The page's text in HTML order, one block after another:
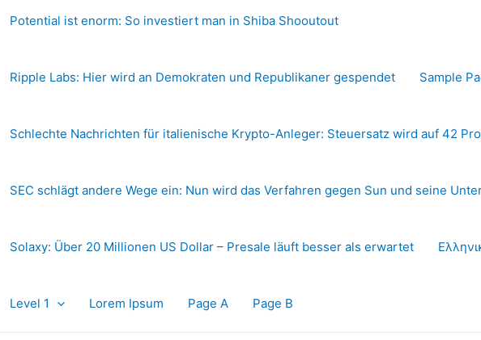
Potential ist enorm: So investiert man in Shiba Shooutout
Ripple Labs: Hier wird an Demokraten und Republikaner gespendet Sample
Schlechte Nachrichten für italienische Krypto-Anleger: Steuersatz wird auf 42
SEC schlägt andere Wege ein: Nun wird das Verfahren gegen Sun und seine
Solaxy: Über 20 Millionen US Dollar – Presale läuft besser als erwartet
Level 1 Lorem Ipsum Page A Page B